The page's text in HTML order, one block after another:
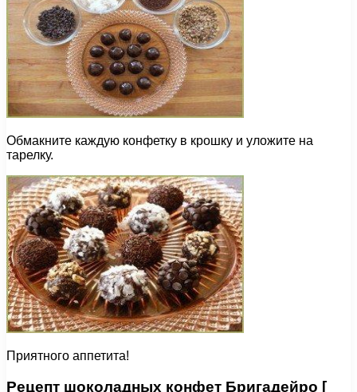
Обмакните каждую конфетку в крошку и уложите на
тарелку.
Приятного аппетита!
Рецепт шоколадных конфет Бригадейро [